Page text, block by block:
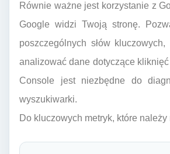
Równie ważne jest korzystanie z
Google widzi Twoją stronę.
poszczególnych słów
analizować dane dotyczące
Console jest niezbędne do
wyszukiwarki.
Do kluczowych metryk, które